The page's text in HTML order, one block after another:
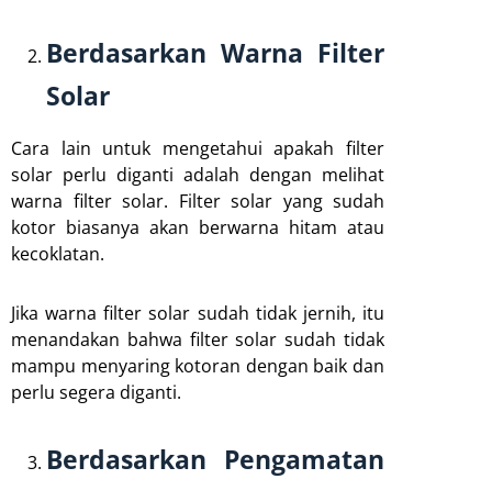
Berdasarkan Warna Filter
Solar
Cara lain untuk mengetahui apakah filter
solar perlu diganti adalah dengan melihat
warna filter solar. Filter solar yang sudah
kotor biasanya akan berwarna hitam atau
kecoklatan.
Jika warna filter solar sudah tidak jernih, itu
menandakan bahwa filter solar sudah tidak
mampu menyaring kotoran dengan baik dan
perlu segera diganti.
Berdasarkan Pengamatan